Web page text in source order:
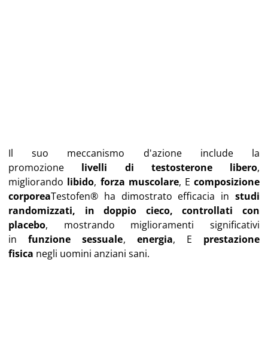
Il suo meccanismo d'azione include la
promozione livelli di testosterone libero,
migliorando libido, forza muscolare, E composizione
corporeaTestofen® ha dimostrato efficacia in studi
randomizzati, in doppio cieco, controllati con
placebo, mostrando miglioramenti significativi
infunzione sessuale, energia, E prestazione
fisica negli uomini anziani sani.